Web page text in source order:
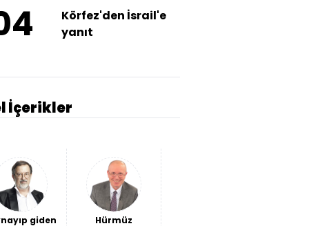
İçerikler
giden
Hürmüz
Körfez'den İsrail'e
yanıt